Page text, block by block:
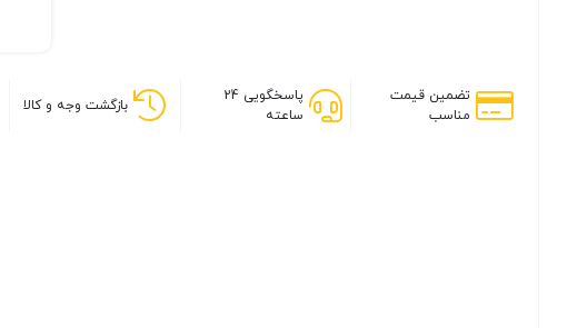
تضمین قیمت
مناسب
پاسخگویی 24
ساعته
بازگشت وجه و کالا